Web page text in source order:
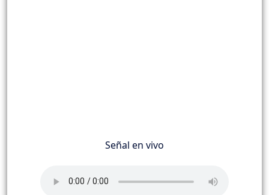
Señal en vivo